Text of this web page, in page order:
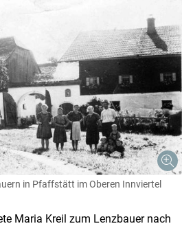
in Pfaffstätt im Oberen Innviertel
Maria Kreil zum Lenzbauer nach